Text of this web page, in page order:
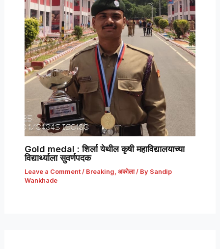
Gold medal : शिर्ला येथील कृषी महाविद्यालयाच्या
विद्यार्थ्याला सुवर्णपदक
Leave a Comment / Breaking, अकोला/ By Sandip
Wankhade